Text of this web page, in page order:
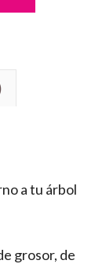
a tu árbol
grosor, de